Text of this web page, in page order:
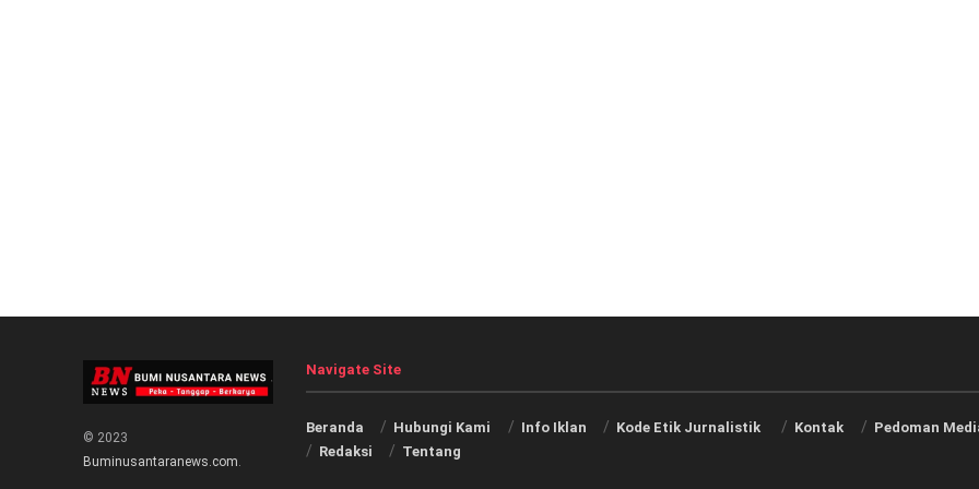
© 2023
Buminusantaranews.com
Navigate Site
Beranda Hubungi Kami Info Iklan Kode Etik Jurnalistik Kontak
Pedoman
Redaksi
Tentang